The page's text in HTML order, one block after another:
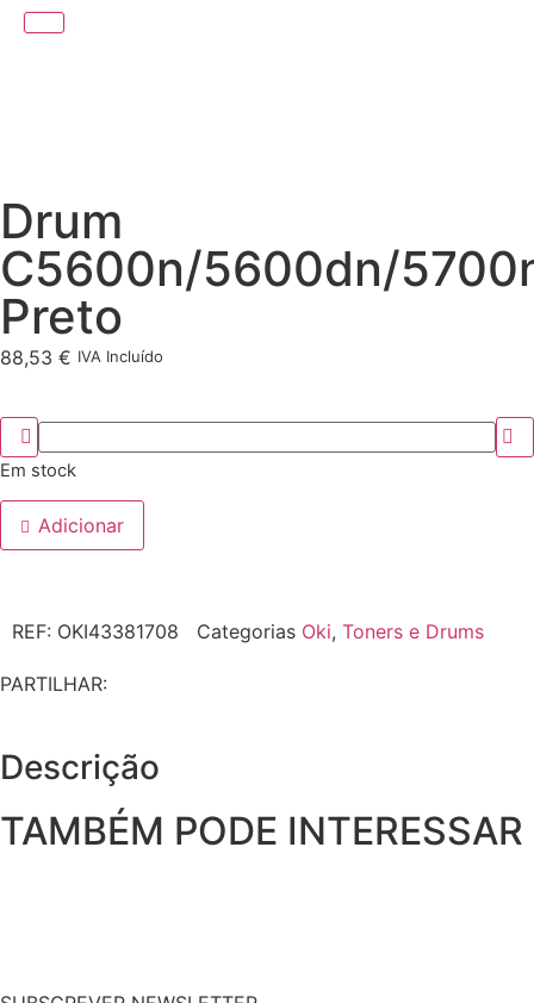
Drum
C5600n/5600dn/
Preto
88,53 € IVA Incluído
Em stock
Adicionar
REF: OKI43381708 Categorias Oki, Toners e Drums
PARTILHAR:
Descrição
TAMBÉM PODE INTERESSAR